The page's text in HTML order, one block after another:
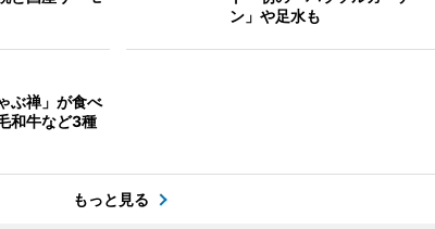
ン」や足水も
ぶ禅」が食べ
和牛など3種
もっと見る